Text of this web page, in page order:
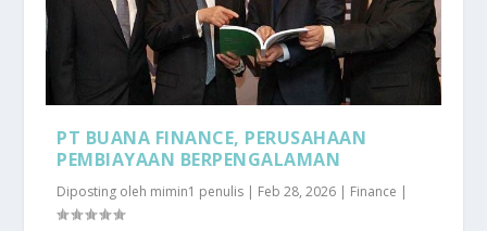
PT BUANA FINANCE, PERUSAHAAN
PEMBIAYAAN BERPENGALAMAN
Diposting oleh mimin1 penulis | Feb 28, 2026 | Finance |